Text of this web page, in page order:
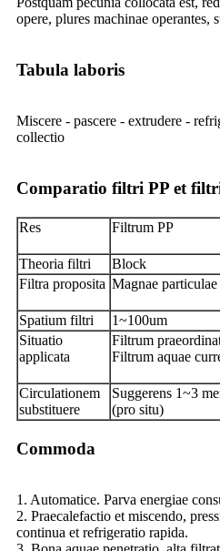
opere, plures machinae operantes,
Tabula laboris
Miscere - pascere - extrudere -
collectio
Comparatio filtri PP et
Res Filtrum PP
Theoria filtri
Block
Filtra proposita Magnae particulae
Spatium filtri
1~100um
Situatio
applicata
Filtrum
Filtrum aquae
Circulationem
substituere
Suggerens 1~3
(pro situ)
Commoda
1. Automatice. Parva energiae
2. Praecalefactio et miscendo,
continua et refrigeratio rapida.